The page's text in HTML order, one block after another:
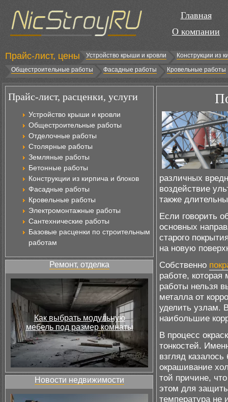
Главная
О компании
Прайс-лист, цены Устройство крыши и кровли
Конструкции из
Общестроительные работы
Фасадные работы Кровельные работы
Прайс-лист, расценки, услуги
Устройство крыши и кровли
Общестроительные работы
Отделочные работы
Столярные работы
Земляные работы
Бетонные работы
Конструкции из кирпича и блоков
Фасадные работы
Кровельные работы
Электромонтажные работы
Сантехнические работы
Базовые расценки по строительным
работам
Ремонт, отделка
Как выбрать модульную
мебель под размер комнаты
Новости недвижимости
различных
воздействие
также
Если говорить
основных
старого
на новую
Собственно
работе,
работы нельзя
металла от
уделить узлам.
наибольшие
В процесс
тонкостей.
взгляд
окрашивание
той причине,
этом для
температура не